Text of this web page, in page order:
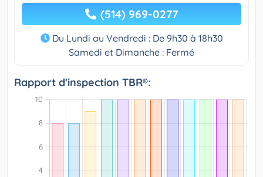
(514) 969-0277
Du Lundi au Vendredi : De 9h30 à 18h30
Samedi et Dimanche : Fermé
Rapport d'inspection TBR®: